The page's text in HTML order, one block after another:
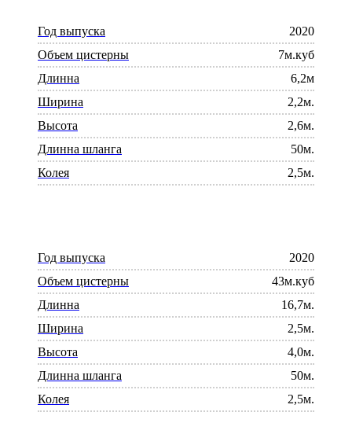
Год выпуска
2020
Объем цистерны
7м.куб
Длинна
6,2м
Ширина
2,2м.
Высота
2,6м.
Длинна шланга
50м.
Колея
2,5м.
Год выпуска
2020
Объем цистерны
43м.куб
Длинна
16,7м.
Ширина
2,5м.
Высота
4,0м.
Длинна шланга
50м.
Колея
2,5м.